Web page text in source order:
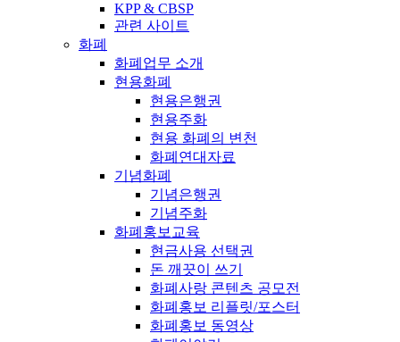
KPP & CBSP
관련 사이트
화폐
화폐업무 소개
현용화폐
현용은행권
현용주화
현용 화폐의 변천
화폐연대자료
기념화폐
기념은행권
기념주화
화폐홍보교육
현금사용 선택권
돈 깨끗이 쓰기
화폐사랑 콘텐츠 공모전
화폐홍보 리플릿/포스터
화폐홍보 동영상